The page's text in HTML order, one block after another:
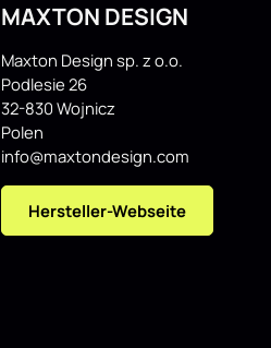
MAXTON DESIGN
Maxton Design sp. z o.o.
Podlesie 26
32-830 Wojnicz
Polen
info@maxtondesign.com
Hersteller-Webseite